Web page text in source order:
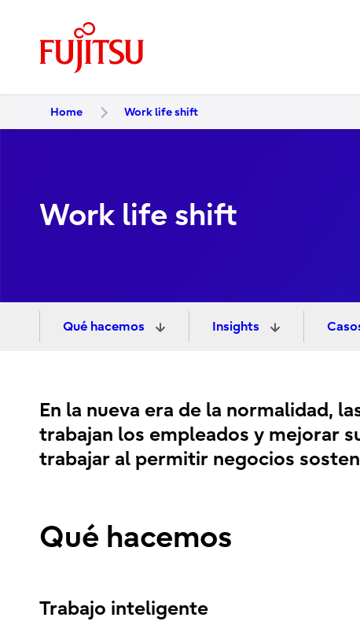
Home Work life shift
Work life shift
Qué hacemos Insights
En la nueva era de la normalidad,
trabajan los empleados y mejorar
trabajar al permitir negocios
Qué hacemos
Trabajo inteligente